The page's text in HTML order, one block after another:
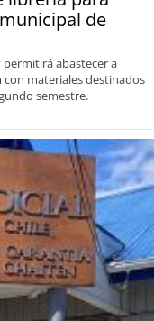
de
permitirá abastecer a
materiales destinados
semestre.